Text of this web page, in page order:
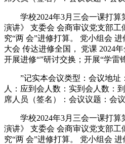
学校2024年3月三会一课打算
演讲》 支委会 会商审议党支部
究“两 会”进修打算。 党小组会 进
大会 传达进修全国， 党课 2024
开展进修“”研讨交换；开展“学雷
”记实本会议类型：会议地址
人：应到会人数：实到会人数：
席人员（签名）：会议议题：会议
学校2024年3月三会一课打算
演讲》 支委会 会商审议党支部
究“两 会”进修打算。 党小组会 进